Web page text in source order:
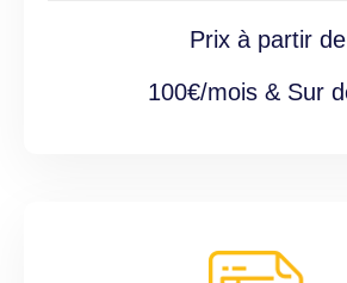
Prix à partir de
100€/mois & Sur